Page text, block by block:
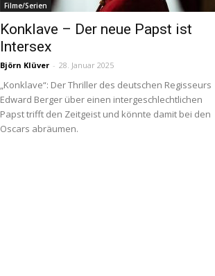
Filme/Serien
Konklave – Der neue Papst ist
Intersex
Björn Klüver - 28. Januar 2025
„Konklave“: Der Thriller des deutschen Regisseurs
Edward Berger über einen intergeschlechtlichen
Papst trifft den Zeitgeist und könnte damit bei den
Oscars abräumen.